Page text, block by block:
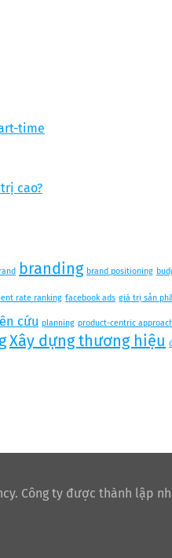
time
cao?
branding brand positioning
rate ranking facebook ads giá trị sản
cứu planning product-centric
Xây dựng thương hiệu
Công ty được thành lập